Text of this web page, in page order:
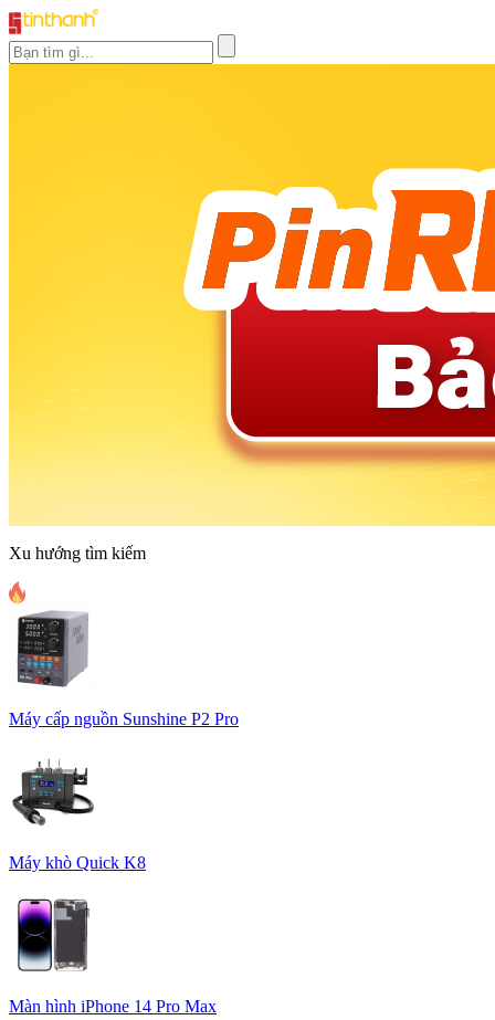
Xu hướng tìm kiếm
Máy cấp nguồn Sunshine P2 Pro
Máy khò Quick K8
Màn hình iPhone 14 Pro Max